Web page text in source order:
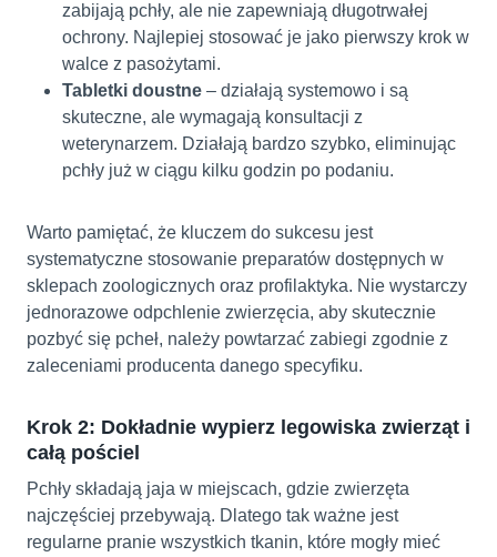
zabijają pchły, ale nie zapewniają długotrwałej
ochrony. Najlepiej stosować je jako pierwszy krok w
walce z pasożytami.
Tabletki doustne – działają systemowo i są
skuteczne, ale wymagają konsultacji z
weterynarzem. Działają bardzo szybko, eliminując
pchły już w ciągu kilku godzin po podaniu.
Warto pamiętać, że kluczem do sukcesu jest
systematyczne stosowanie preparatów dostępnych w
sklepach zoologicznych oraz profilaktyka. Nie wystarczy
jednorazowe odpchlenie zwierzęcia, aby skutecznie
pozbyć się pcheł, należy powtarzać zabiegi zgodnie z
zaleceniami producenta danego specyfiku.
Krok 2: Dokładnie wypierz legowiska zwierząt i
całą pościel
Pchły składają jaja w miejscach, gdzie zwierzęta
najczęściej przebywają. Dlatego tak ważne jest
regularne pranie wszystkich tkanin, które mogły mieć